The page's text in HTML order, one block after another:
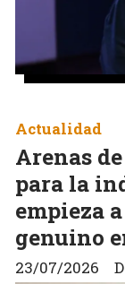
Arenas
para la
empieza
genuino
Actualidad
23/07/2026